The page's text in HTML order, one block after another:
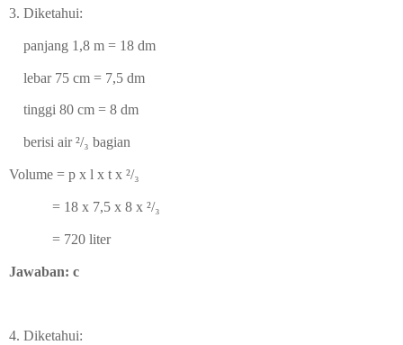
3. Diketahui:
panjang 1,8 m = 18 dm
lebar 75 cm = 7,5 dm
tinggi 80 cm = 8 dm
berisi air ²/₃ bagian
Volume = p x l x t x ²/₃
= 18 x 7,5 x 8 x ²/₃
= 720 liter
Jawaban: c
4. Diketahui: